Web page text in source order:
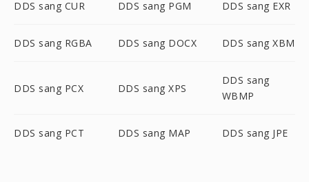
DDS sang CUR DDS sang PGM DDS sang EXR
DDS sang RGBA DDS sang DOCX DDS sang XBM
DDS sang PCX DDS sang XPS
DDS sang
WBMP
DDS sang PCT DDS sang MAP DDS sang JPE